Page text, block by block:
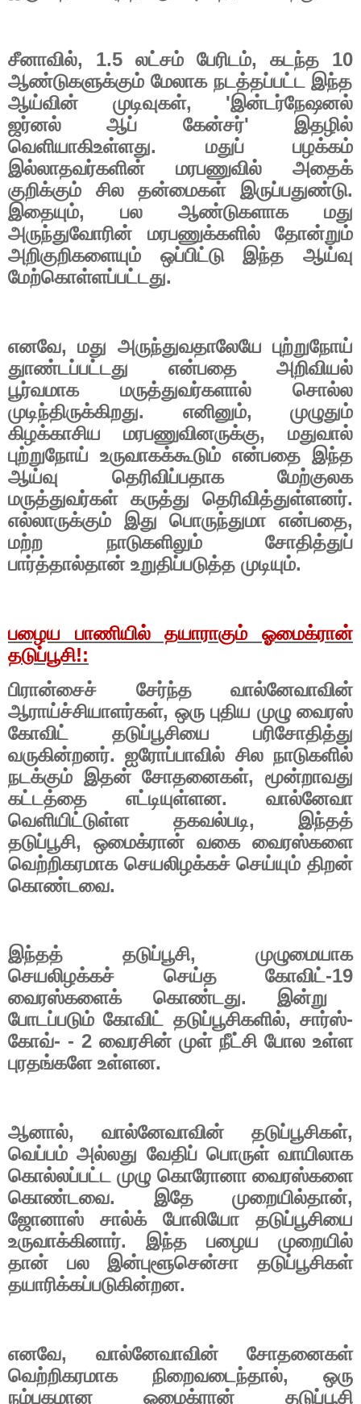
சீனாவில், 1.5 லட்சம் பேரிடம், கடந்த 10
ஆண்டுகளுக்கும் மேலாக நடத்தப்பட்ட இந்த
ஆய்வின் முடிவுகள், 'இன்டர்நேஷனல்
ஜர்னல் ஆப் கேன்சர்'இதழில்
வெளியாகிஉள்ளது. மதுப் பழக்கம்
இல்லாதவர்களின் மரபணுவில் அதைக்
குறிக்கும் சில தன்மைகள் இருப்பதுண்டு.
இதையும், பல ஆண்டுகளாக மது
அருந்துவோரின் மரபணுக்களில் தோன்றும்
அறிகுறிகளையும் ஒப்பிட்டு இந்த ஆய்வு
மேற்கொள்ளப்பட்டது.
எனவே,மது அருந்துவதாலேயே புற்றுநோய்
துாண்டப்பட்டது என்பதை அறிவியல்
பூர்வமாக மருத்துவர்களால் சொல்ல
முடிந்திருக்கிறது. எனினும், முழுதும்
கிழக்காசிய மரபணுவினருக்கு, மதுவால்
புற்றுநோய் உருவாகக்கூடும் என்பதை இந்த
ஆய்வு தெரிவிப்பதாக மேற்குலக
மருத்துவர்கள் கருத்து தெரிவித்துள்ளனர்.
எல்லாருக்கும் இது பொருந்துமா என்பதை,
மற்ற நாடுகளிலும் சோதித்துப்
பார்த்தால்தான் உறுதிப்படுத்த முடியும்.
பழைய பாணியில் தயாராகும் ஓமைக்ரான்
தடுப்பூசி!:
பிரான்சைச் சேர்ந்த வால்னேவாவின்
ஆராய்ச்சியாளர்கள், ஒரு புதிய முழு வைரஸ்
கோவிட் தடுப்பூசியை பரிசோதித்து
வருகின்றனர். ஐரோப்பாவில் சில நாடுகளில்
நடக்கும் இதன் சோதனைகள்,மூன்றாவது
கட்டத்தை எட்டியுள்ளன. வால்னேவா
வெளியிட்டுள்ள தகவல்படி, இந்தத்
தடுப்பூசி, ஒமைக்ரான் வகை வைரஸ்களை
வெற்றிகரமாக செயலிழக்கச் செய்யும் திறன்
கொண்டவை.
இந்தத் தடுப்பூசி, முழுமையாக
செயலிழக்கச் செய்த கோவிட்-19
வைரஸ்களைக் கொண்டது. இன்று
போடப்படும் கோவிட் தடுப்பூசிகளில்,சார்ஸ்-
கோவ்- - 2 வைரசின் முள் நீட்சி போல உள்ள
புரதங்களே உள்ளன.
ஆனால், வால்னேவாவின் தடுப்பூசிகள்,
வெப்பம் அல்லது வேதிப் பொருள் வாயிலாக
கொல்லப்பட்ட முழு கொரோனா வைரஸ்களை
கொண்டவை. இதே முறையில்தான்,
ஜோனாஸ் சால்க் போலியோ தடுப்பூசியை
உருவாக்கினார். இந்த பழைய முறையில்
தான் பல இன்புளூசென்சா தடுப்பூசிகள்
தயாரிக்கப்படுகின்றன.
எனவே, வால்னேவாவின் சோதனைகள்
வெற்றிகரமாக நிறைவடைந்தால், ஒரு
நம்பகமான ஒமைக்ரான் தடுப்பூசி